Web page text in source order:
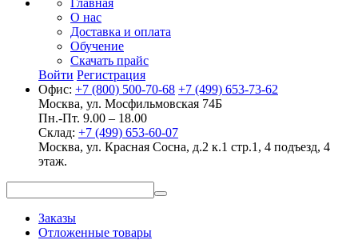
Главная
О нас
Доставка и оплата
Обучение
Скачать прайс
Войти Регистрация
Офис: +7 (800) 500-70-68 +7 (499) 653-73-62
Москва, ул. Мосфильмовская 74Б
Пн.-Пт. 9.00 – 18.00
Склад: +7 (499) 653-60-07
Москва, ул. Красная Сосна, д.2 к.1 стр.1, 4 подъезд, 4
этаж.
Заказы
Отложенные товары